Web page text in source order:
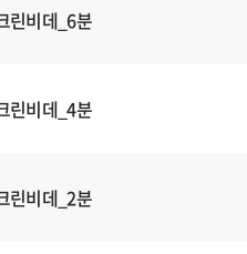
린비데_6분
린비데_4분
린비데_2분